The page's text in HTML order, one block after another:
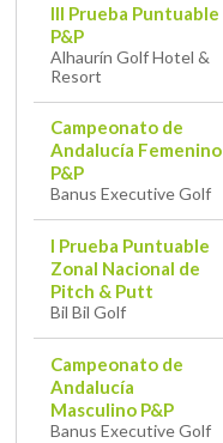
III Prueba Puntuable
P&P
Alhaurín Golf Hotel &
Resort
Campeonato de
Andalucía Femenino
P&P
Banus Executive Golf
I Prueba Puntuable
Zonal Nacional de
Pitch & Putt
Bil Bil Golf
Campeonato de
Andalucía
Masculino P&P
Banus Executive Golf